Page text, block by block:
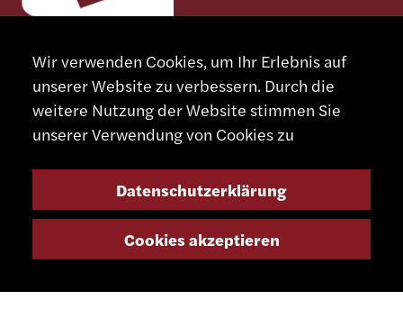
+41 32 491 67 00
Kontakt
Wir verwenden Cookies, um Ihr Erlebnis auf
unserer Website zu verbessern. Durch die
weitere Nutzung der Website stimmen Sie
unserer Verwendung von Cookies zu
Datenschutzerklärung
Cookies akzeptieren